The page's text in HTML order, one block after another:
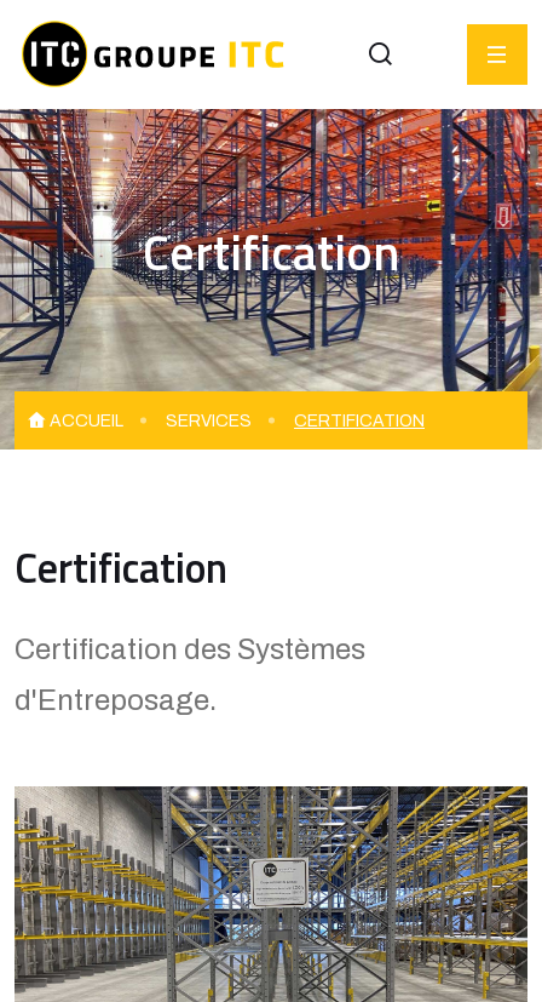
Certification
ACCUEIL SERVICES CERTIFICATION
Certification
Certification des Systèmes
d'Entreposage.